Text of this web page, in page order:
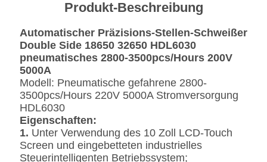
Produkt-Beschreibung
Automatischer Präzisions-Stellen-Schweißer
Double Side 18650 32650 HDL6030
pneumatisches 2800-3500pcs/Hours 200V
5000A
Modell: Pneumatische gefahrene 2800-
3500pcs/Hours 220V 5000A Stromversorgung
HDL6030
Eigenschaften:
1. Unter Verwendung des 10 Zoll LCD-Touch
Screen und eingebetteten industrielles
Steuerintelligenten Betriebssystem;